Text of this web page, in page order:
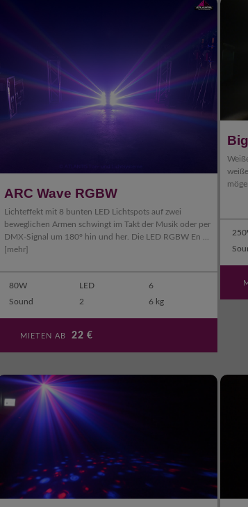
ARC Wave RGBW
Lichteffekt mit 8 bunten LED Lichtspots auf zwei
beweglichen Armen schwingt im Takt der Musik oder per
DMX-Signal um 180° hin und her. Die LED RGBW En ...
[mehr]
80W LED
6
Sound
2 6 kg
MIETEN AB22 €